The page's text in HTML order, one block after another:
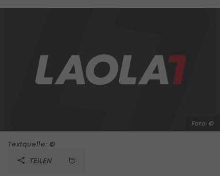
Foto: ©
Textquelle: ©
TEILEN